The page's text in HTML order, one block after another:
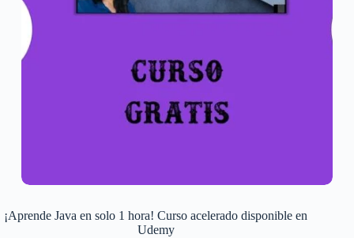
¡Aprende Java en solo 1 hora! Curso acelerado disponible en
Udemy